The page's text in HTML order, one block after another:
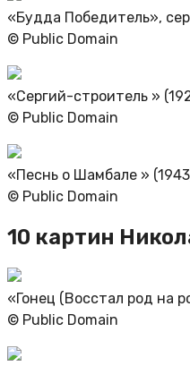
«Будда Победитель»,
© Public Domain
«Сергий-строитель »
© Public Domain
«Песнь о Шамбале »
© Public Domain
10 картин
«Гонец (Восстал род на
© Public Domain